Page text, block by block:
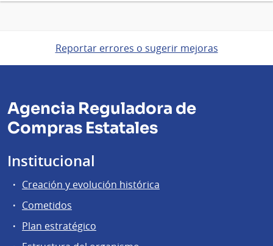
Reportar errores o sugerir mejoras
Agencia Reguladora de
Compras Estatales
Institucional
Creación y evolución histórica
Cometidos
Plan estratégico